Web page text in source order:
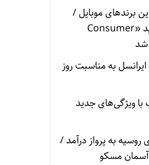
برندهای موبایل /
رتبه‌بندی جدید «Consumer
ایرانسل به مناسبت روز
با ویژگی‌های جدید
به پرواز درآمد /
مسکو